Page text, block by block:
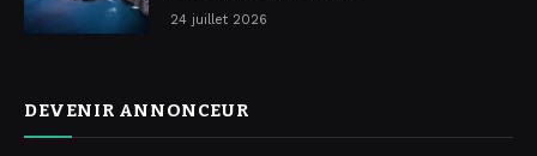
24 juillet 2026
DEVENIR ANNONCEUR